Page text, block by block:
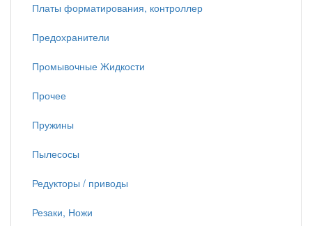
Платы форматирования, контроллер
Предохранители
Промывочные Жидкости
Прочее
Пружины
Пылесосы
Редукторы / приводы
Резаки, Ножи